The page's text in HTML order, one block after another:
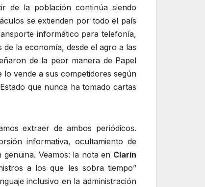
de la población continúa siendo
se extienden por todo el país
informático para telefonía,
la economía, desde el agro a las
de la peor manera de Papel
vende a sus competidores según
que nunca ha tomado cartas
extraer de ambos periódicos.
informativa, ocultamiento de
Veamos: la nota en Clarín
a los que les sobra tiempo”
inclusivo en la administración